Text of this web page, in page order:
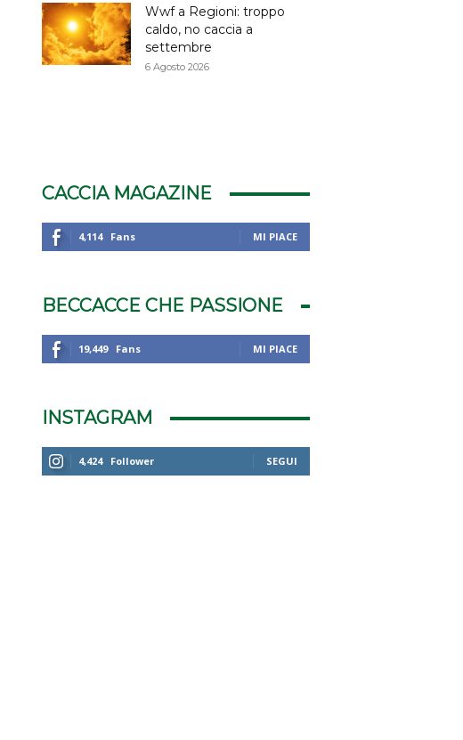
Wwf a Regioni: troppo
caldo, no caccia a
settembre
6 Agosto 2026
CACCIA MAGAZINE
4,114 Fans MI PIACE
BECCACCE CHE PASSIONE
19,449 Fans MI PIACE
INSTAGRAM
4,424 Follower SEGUI